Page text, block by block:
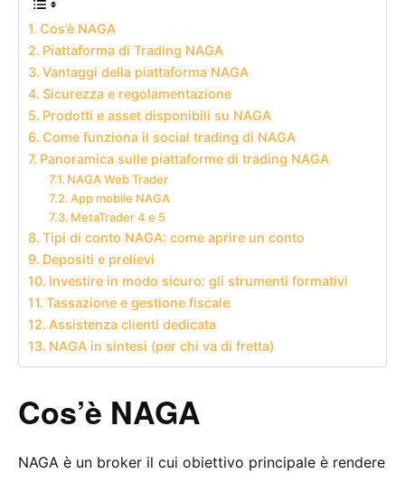
Cos’è NAGA
Piattaforma di Trading NAGA
Vantaggi della piattaforma NAGA
Sicurezza e regolamentazione
Prodotti e asset disponibili su NAGA
Come funziona il social trading di NAGA
Panoramica sulle piattaforme di trading NAGA
NAGA Web Trader
App mobile NAGA
MetaTrader 4 e 5
Tipi di conto NAGA: come aprire un conto
Depositi e prelievi
Investire in modo sicuro: gli strumenti formativi
Tassazione e gestione fiscale
Assistenza clienti dedicata
NAGA in sintesi (per chi va di fretta)
Cos’è NAGA
NAGA è un broker il cui obiettivo principale è rendere